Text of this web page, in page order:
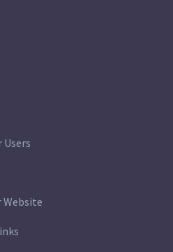
Website